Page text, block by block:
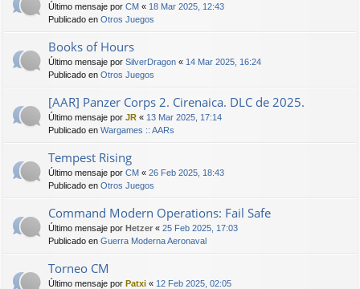
Último mensaje por CM « 18 Mar 2025, 12:43
Publicado en Otros Juegos
Books of Hours
Último mensaje por SilverDragon « 14 Mar 2025, 16:24
Publicado en Otros Juegos
[AAR] Panzer Corps 2. Cirenaica. DLC de 2025.
Último mensaje por JR « 13 Mar 2025, 17:14
Publicado en Wargames :: AARs
Tempest Rising
Último mensaje por CM « 26 Feb 2025, 18:43
Publicado en Otros Juegos
Command Modern Operations: Fail Safe
Último mensaje por Hetzer « 25 Feb 2025, 17:03
Publicado en Guerra Moderna Aeronaval
Torneo CM
Último mensaje por Patxi « 12 Feb 2025, 02:05